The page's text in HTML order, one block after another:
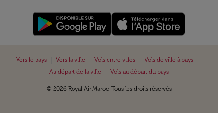
Vers le pays Vers la ville Vols entre villes Vols de ville à pays
Au départ de la ville
Vols au départ du pays
© 2026 Royal Air Maroc. Tous les droits réservés